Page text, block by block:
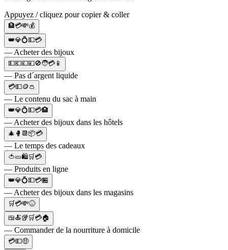
Appuyez / cliquez pour copier & coller
🏦💳💸💰
👑💎💍💵💳
— Acheter des bijoux
💵💶💷💴🚫🧑💳📱
— Pas d´argent liquide
💳💵🪙👛
— Le contenu du sac à main
👑💎💍💵💳🏨
— Acheter des bijoux dans les hôtels
🎄🥊📆📦💳
— Le temps des cadeaux
🍅🥒🛍🛒💳
— Produits en ligne
👑💎💍💵💳🏪
— Acheter des bijoux dans les magasins
🛒💳💸😖
🍱🍝🥡🛒💳🏠
— Commander de la nourriture à domicile
💳💵🤑